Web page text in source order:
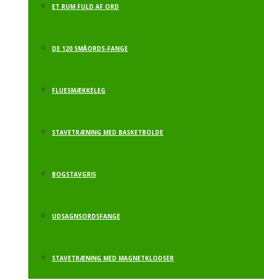
ET RUM FULD AF ORD
DE 120 SMÅORDS-FANGE
FLUESMÆKKELEG
STAVETRÆNING MED BASKETBOLDE
BOGSTAVGRIS
UDSAGNSORDSFANGE
STAVETRÆNING MED MAGNETKLODSER